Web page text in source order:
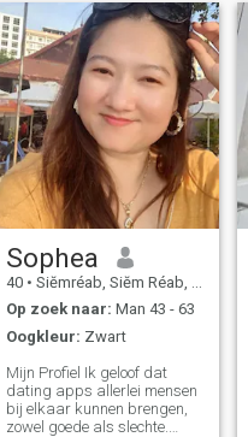
here to find a good man who i
Sophea
40 • Siĕmréab, Siĕm Réab, Cambodja
Op zoek naar: Man 43 - 63
Oogkleur: Zwart
Mijn Profiel Ik geloof dat
dating apps allerlei mensen
bij elkaar kunnen brengen,
zowel goede als slechte.